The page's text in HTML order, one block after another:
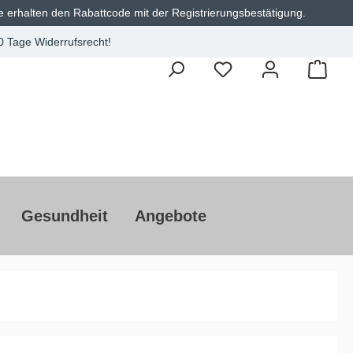
den Rabattcode mit der Registrierungsbestätigung.
Tage Widerrufsrecht!
Gesundheit Angebote